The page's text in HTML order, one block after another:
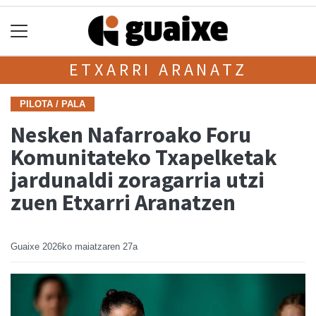
ETXARRI ARANATZ
PILOTA / PALA
Nesken Nafarroako Foru
Komunitateko Txapelketak
jardunaldi zoragarria utzi
zuen Etxarri Aranatzen
Guaixe 2026ko maiatzaren 27a